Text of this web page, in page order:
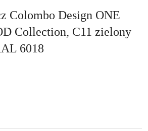
Colombo Design ONE
Collection, C11 zielony
6018